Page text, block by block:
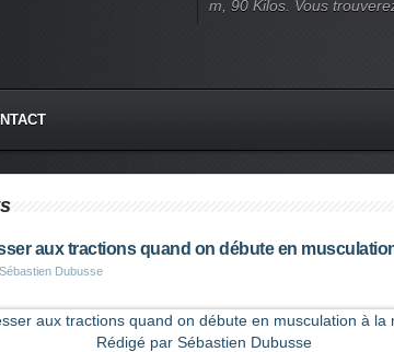
m, 90 Kilos. Vous
aux tractions quand on débute en
Dubusse